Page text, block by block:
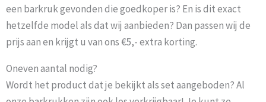
een barkruk gevonden die goedkoper is? En is dit exact
hetzelfde model als dat wij aanbieden? Dan passen wij de
prijs aan en krijgt u van ons €5,- extra korting.
Oneven aantal nodig?
Wordt het product dat je bekijkt als set aangeboden? Al